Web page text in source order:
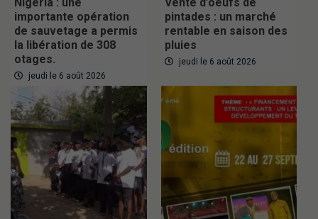
Nigeria : une
importante opération
de sauvetage a permis
la libération de 308
otages.
jeudi le 6 août 2026
Vente d’oeufs de
pintades : un marché
rentable en saison des
pluies
jeudi le 6 août 2026